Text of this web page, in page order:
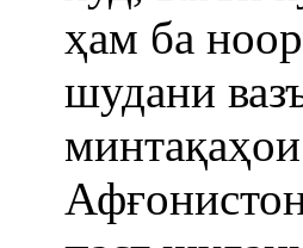
ҳам ба
шудани